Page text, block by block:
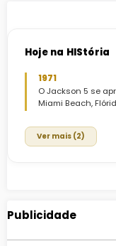
Hoje na HIStória
1971
O Jackson 5 se
Miami Beach,
Ver mais (2)
Publicidade